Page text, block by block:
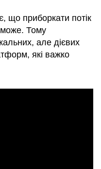
що приборкати потік
Тому
але дієвих
які важко